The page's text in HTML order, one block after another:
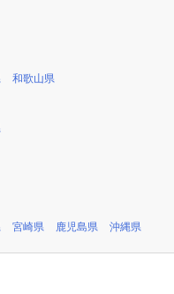
和歌山県
宮崎県 鹿児島県 沖縄県